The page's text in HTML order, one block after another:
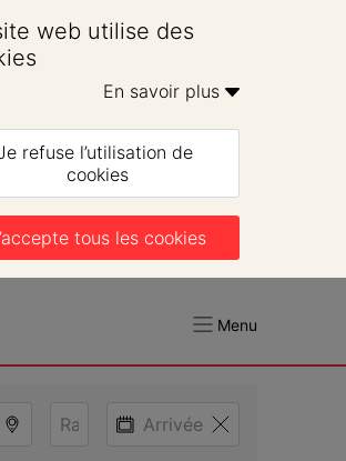
web utilise des
En savoir plus
refuse l’utilisation de
cookies
tous les cookies
Menu